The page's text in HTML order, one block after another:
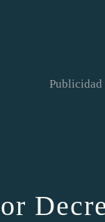
Publicidad